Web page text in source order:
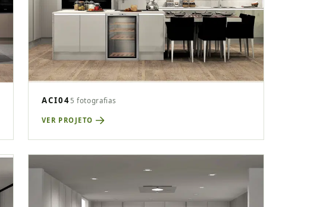
ACI04 5 fotografias
VER PROJETO